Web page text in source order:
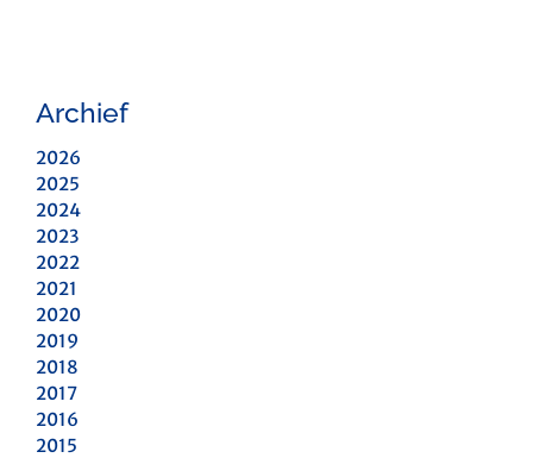
Archief
2026
2025
2024
2023
2022
2021
2020
2019
2018
2017
2016
2015